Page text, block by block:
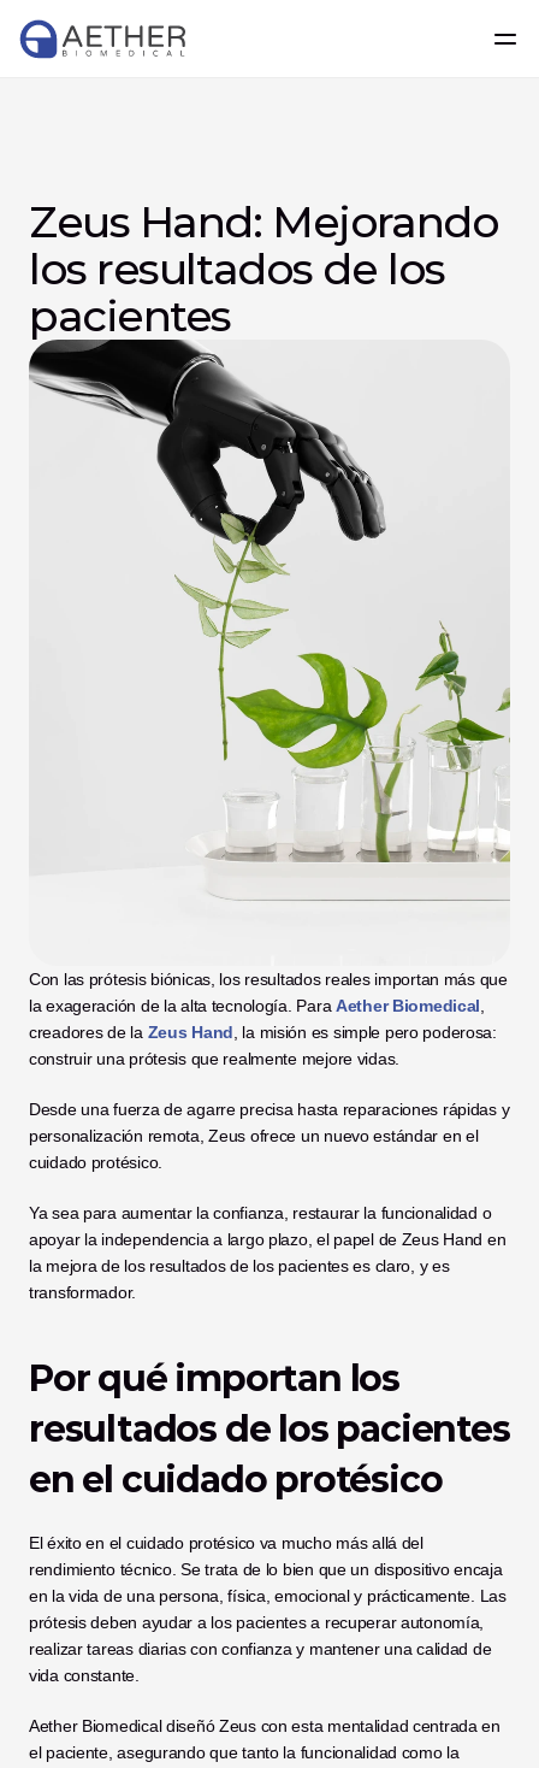
Zeus Hand: Mejorando
los resultados de los
pacientes
Con las prótesis biónicas, los resultados reales importan más que
la exageración de la alta tecnología. Para Aether Biomedical
creadores de la Zeus Hand , la misión es simple pero poderosa:
construir una prótesis que realmente mejore vidas.
Desde una fuerza de agarre precisa hasta reparaciones rápidas y
personalización remota, Zeus ofrece un nuevo estándar en el
cuidado protésico.
Ya sea para aumentar la confianza, restaurar la funcionalidad o
apoyar la independencia a largo plazo, el papel de Zeus Hand en
la mejora de los resultados de los pacientes es claro, y es
transformador.
Por qué importan los
resultados de los pacientes
en el cuidado protésico
El éxito en el cuidado protésico va mucho más allá del
rendimiento técnico. Se trata de lo bien que un dispositivo encaja
en la vida de una persona, física, emocional y prácticamente. Las
prótesis deben ayudar a los pacientes a recuperar autonomía,
realizar tareas diarias con confianza y mantener una calidad de
vida constante.
Aether Biomedical diseñó Zeus con esta mentalidad centrada en
el paciente, asegurando que tanto la funcionalidad como la